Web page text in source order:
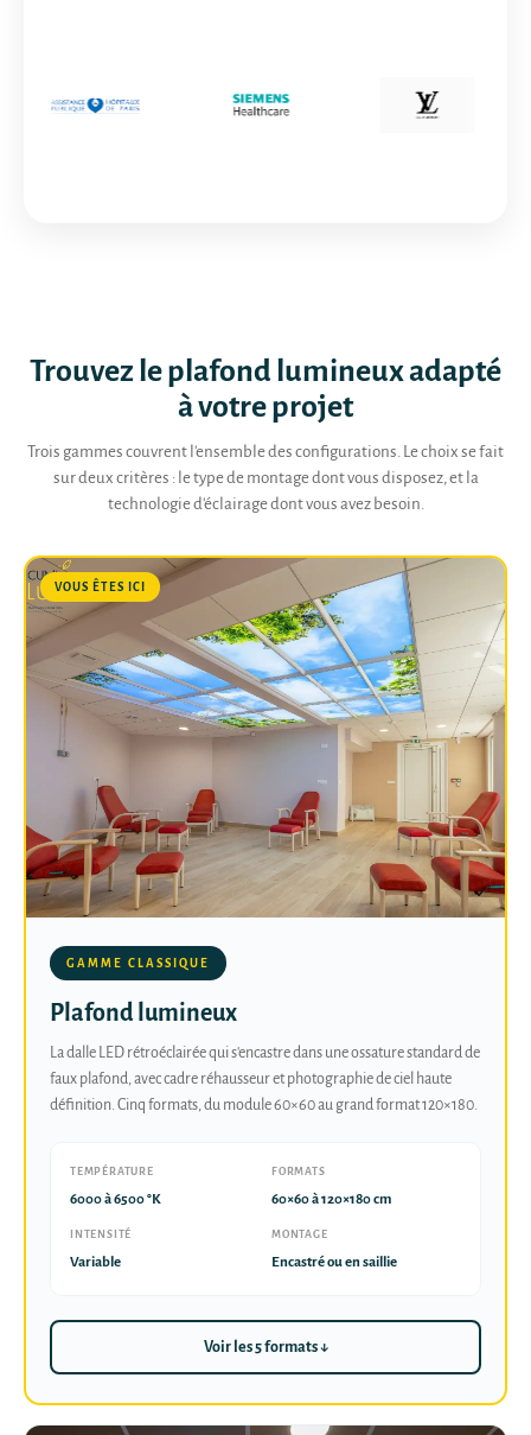
Trouvez le plafond lumineux adapté
à votre projet
Trois gammes couvrent l'ensemble des configurations. Le choix se fait
sur deux critères : le type de montage dont vous disposez, et la
technologie d'éclairage dont vous avez besoin.
VOUS ÊTES ICI
GAMME CLASSIQUE
Plafond lumineux
La dalle LED rétroéclairée qui s'encastre dans une ossature standard de
faux plafond, avec cadre réhausseur et photographie de ciel haute
définition. Cinq formats, du module 60×60 au grand format 120×180.
TEMPÉRATURE
6000 à 6500 °K
FORMATS
60×60 à 120×180 cm
INTENSITÉ
Variable
MONTAGE
Encastré ou en saillie
Voir les 5 formats ↓